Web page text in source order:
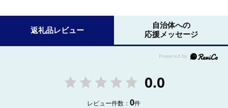
返礼品レビュー
自治体への
応援メッセージ
0.0
レビュー件数：0件